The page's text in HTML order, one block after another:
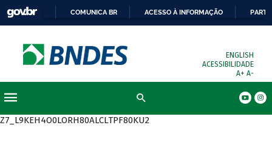
COMUNICA BR ACESSO À INFORMAÇÃO
ENGLISH
ACESSIBILIDADE
A+ A-
Z7_L9KEH4O0LORH80ALCLTPF80KU2